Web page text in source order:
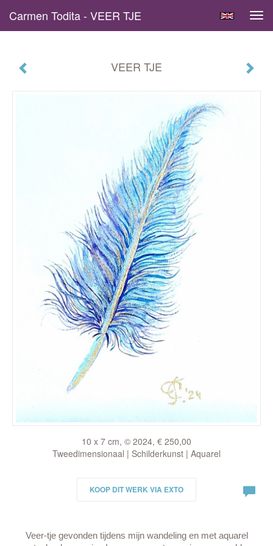
Carmen Todita - VEER TJE
VEER TJE
10 x 7 cm, © 2024, € 250,00
Tweedimensionaal | Schilderkunst | Aquarel
KOOP DIT WERK VIA EXTO
Veer-tje gevonden tijdens mijn wandeling en met aquarel